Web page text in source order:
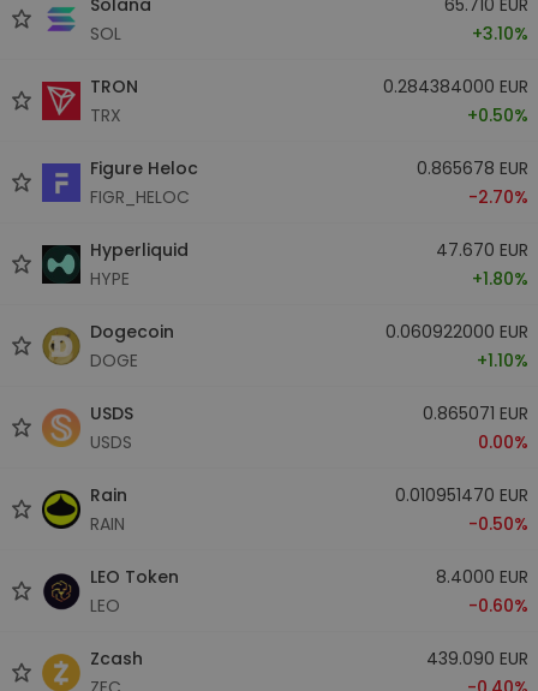
SOL
+3.10%
TRON
TRX
0.284384000 EUR
+0.50%
Figure Heloc
FIGR_HELOC
0.865678 EUR
-2.70%
Hyperliquid
HYPE
47.670 EUR
+1.80%
Dogecoin
DOGE
0.060922000 EUR
+1.10%
USDS
USDS
0.865071 EUR
0.00%
Rain
RAIN
0.010951470 EUR
-0.50%
LEO Token
LEO
8.4000 EUR
-0.60%
Zcash
439.090 EUR